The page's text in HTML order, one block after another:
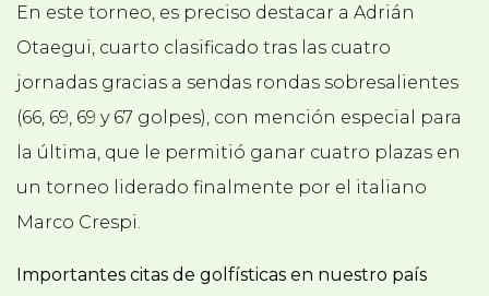
En este torneo, es preciso destacar a Adrián
Otaegui, cuarto clasificado tras las cuatro
jornadas gracias a sendas rondas sobresalientes
(66, 69, 69 y 67 golpes), con mención especial para
la última, que le permitió ganar cuatro plazas en
un torneo liderado finalmente por el italiano
Marco Crespi.
Importantes citas de golfísticas en nuestro país